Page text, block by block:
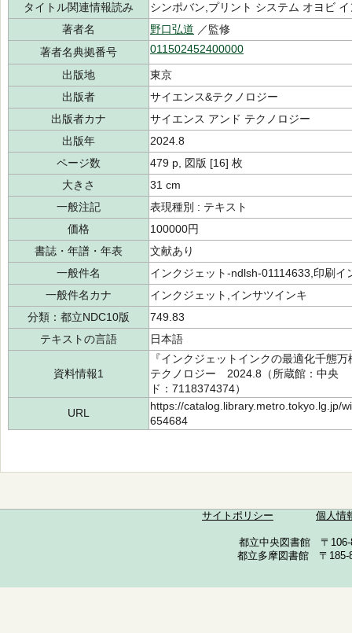
タイトル関連情報読み
シンポバン,プリント システム オヨビ
著者名
野口弘道 ／監修
著者名典拠番号
011502452400000
出版地
東京
出版者
サイエンス&テクノロジー
出版者カナ
サイエンス アンド テクノロジー
出版年
2024.8
ページ数
479 p, 図版 [16] 枚
大きさ
31 cm
一般注記
表現種別 : テキスト
価格
100000円
書誌・年譜・年表
文献あり
一般件名
インクジェット-ndlsh-01114633,印刷
一般件名カナ
インクジェット,インサツインキ
分類：都立NDC10版
749.83
テキストの言語
日本語
資料情報1
『インクジェットインクの最適化千
テクノロジー 2024.8（所蔵館：中
ド：7118374374）
URL
https://catalog.library.metro.tokyo.lg.jp/
654684
サイトポリシー 個人情
都立中央図書館 〒
都立多摩図書館 〒185-